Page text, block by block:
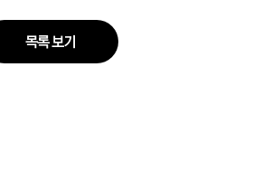
목록 보기